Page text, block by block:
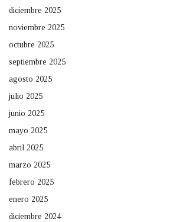
diciembre 2025
noviembre 2025
octubre 2025
septiembre 2025
agosto 2025
julio 2025
junio 2025
mayo 2025
abril 2025
marzo 2025
febrero 2025
enero 2025
diciembre 2024